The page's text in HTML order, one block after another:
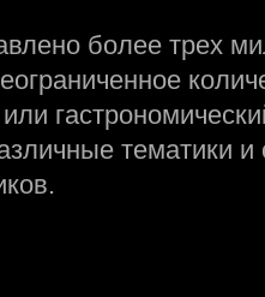
более трех
тематики